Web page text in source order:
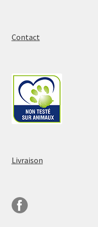
Contact
Livraison